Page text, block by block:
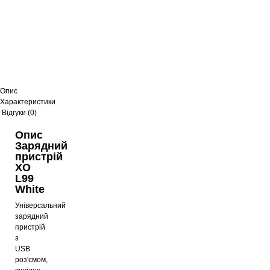
Опис
Характеристики
Відгуки (0)
Опис
Зарядний
пристрій
XO
L99
White
Універсальний
зарядний
пристрій
з
USB
роз'ємом,